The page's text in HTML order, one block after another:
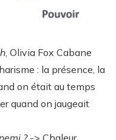
, Olivia Fox Cabane
: la présence, la
on était au temps
quand on jaugeait
?-> Chaleur